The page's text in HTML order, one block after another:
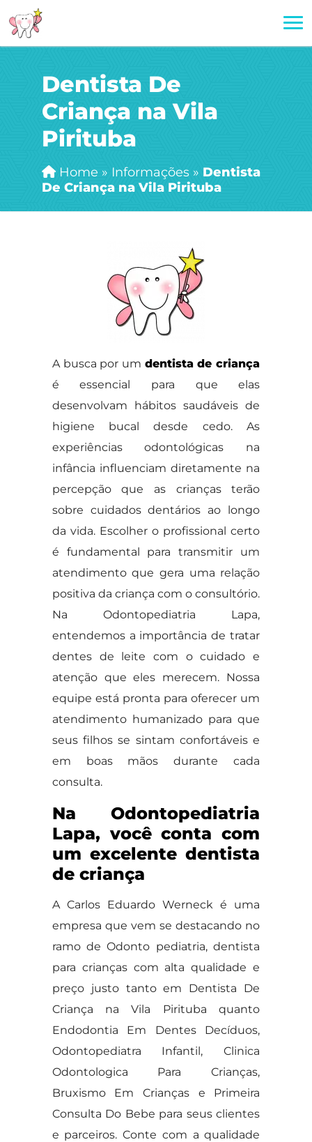
Dentista De
Criança na Vila
Pirituba
Home » Informações » Dentista
De Criança na Vila Pirituba
A busca por um dentista de criança
é essencial para que elas
desenvolvam hábitos saudáveis de
higiene bucal desde cedo. As
experiências odontológicas na
infância influenciam diretamente na
percepção que as crianças terão
sobre cuidados dentários ao longo
da vida. Escolher o profissional certo
é fundamental para transmitir um
atendimento que gera uma relação
positiva da criança com o consultório.
Na Odontopediatria Lapa,
entendemos a importância de tratar
dentes de leite com o cuidado e
atenção que eles merecem. Nossa
equipe está pronta para oferecer um
atendimento humanizado para que
seus filhos se sintam confortáveis e
em boas mãos durante cada
consulta.
Na Odontopediatria
Lapa, você conta com
um excelente dentista
de criança
A Carlos Eduardo Werneck é uma
empresa que vem se destacando no
ramo de Odonto pediatria, dentista
para crianças com alta qualidade e
preço justo tanto em Dentista De
Criança na Vila Pirituba quanto
Endodontia Em Dentes Decíduos,
Odontopediatra Infantil, Clinica
Odontologica Para Crianças,
Bruxismo Em Crianças e Primeira
Consulta Do Bebe para seus clientes
e parceiros. Conte com a qualidade